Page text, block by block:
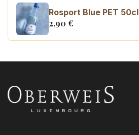
Rosport Blue PET 50cl
2,90 €